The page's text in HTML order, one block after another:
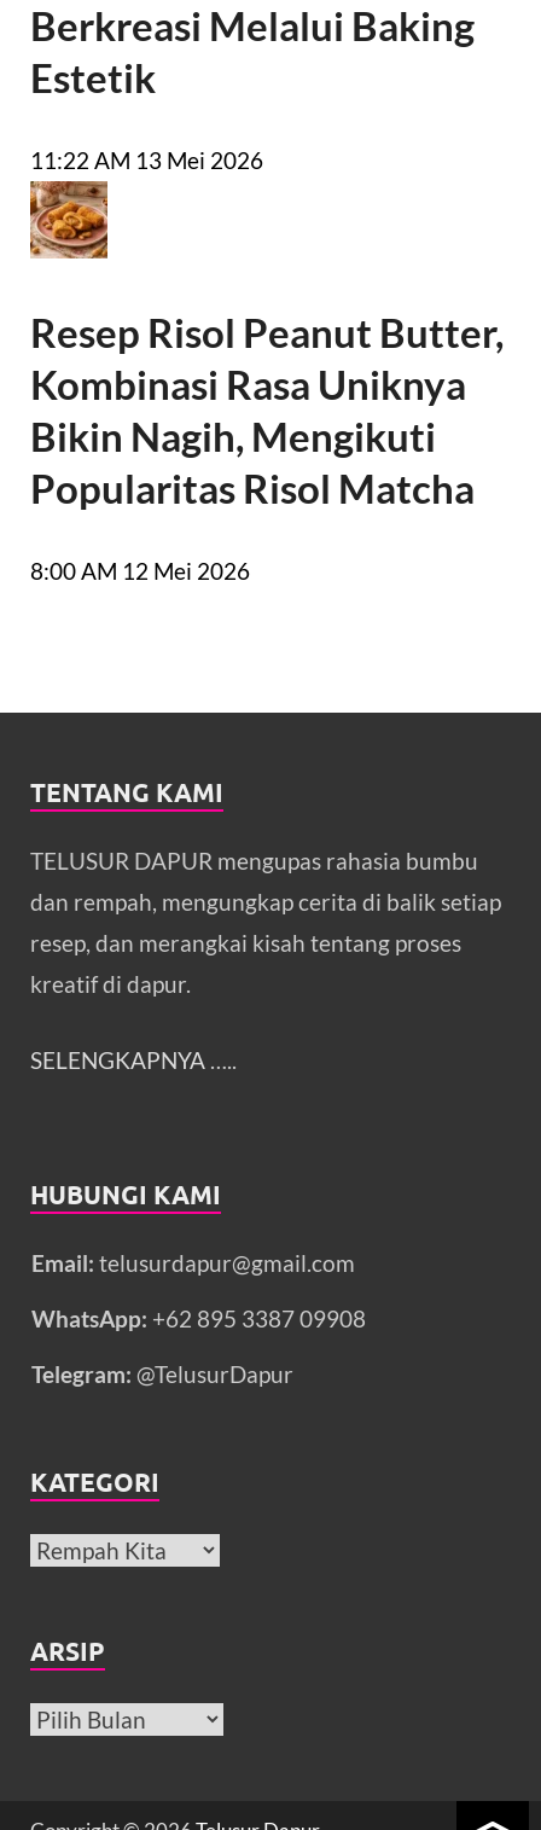
Berkreasi Melalui Baking
Estetik
11:22 AM 13 Mei 2026
Resep Risol Peanut Butter,
Kombinasi Rasa Uniknya
Bikin Nagih, Mengikuti
Popularitas Risol Matcha
8:00 AM 12 Mei 2026
TENTANG KAMI
TELUSUR DAPUR mengupas rahasia bumbu
dan rempah, mengungkap cerita di balik setiap
resep, dan merangkai kisah tentang proses
kreatif di dapur.
SELENGKAPNYA …..
HUBUNGI KAMI
Email: telusurdapur@gmail.com
WhatsApp: +62 895 3387 09908
Telegram: @TelusurDapur
KATEGORI
ARSIP